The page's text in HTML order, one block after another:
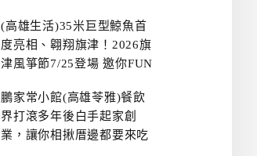
(高雄生活)35米巨型鯨魚首
度亮相、翱翔旗津！2026旗
津風箏節7/25登場 邀你FUN
鵬家常小館(高雄苓雅)餐飲
界打滾多年後白手起家創
業，讓你相揪厝邊都要來吃